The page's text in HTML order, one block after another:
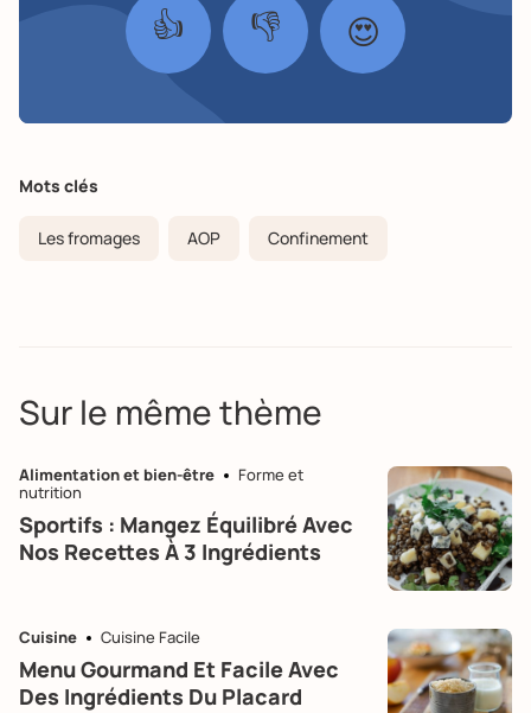
👍 👎 😍
Mots clés
Les fromages AOP Confinement
Sur le même thème
Alimentation et bien-être
Forme et
nutrition
Sportifs : Mangez Équilibré Avec
Nos Recettes À 3 Ingrédients
Cuisine Cuisine Facile
Menu Gourmand Et Facile Avec
Des Ingrédients Du Placard